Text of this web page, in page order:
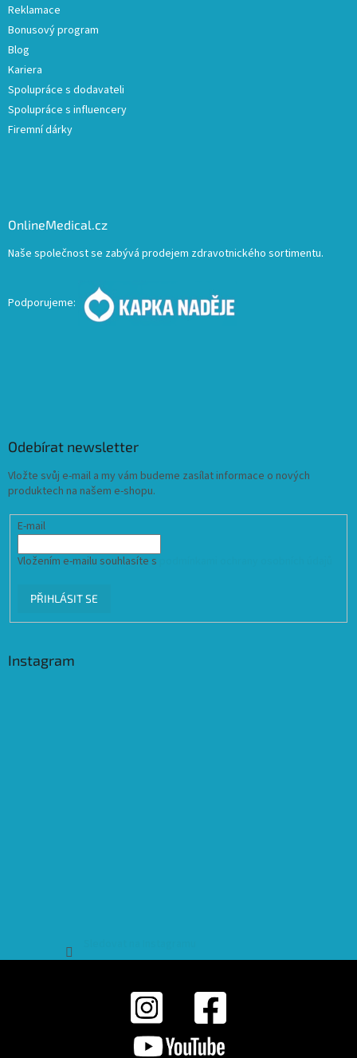
Reklamace
Bonusový program
Blog
Kariera
Spolupráce s dodavateli
Spolupráce s influencery
Firemní dárky
OnlineMedical.cz
Naše společnost se zabývá prodejem zdravotnického sortimentu.
Podporujeme:
Odebírat newsletter
Vložte svůj e-mail a my vám budeme zasílat informace o nových
produktech na našem e-shopu.
E-mail
Vložením e-mailu souhlasíte s
PŘIHLÁSIT SE
Instagram